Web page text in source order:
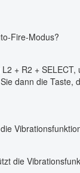
Fire-Modus?
+ R2 +
dann die Taste,
die